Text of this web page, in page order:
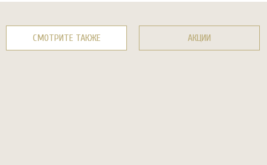
СМОТРИТЕ ТАКЖЕ АКЦИИ